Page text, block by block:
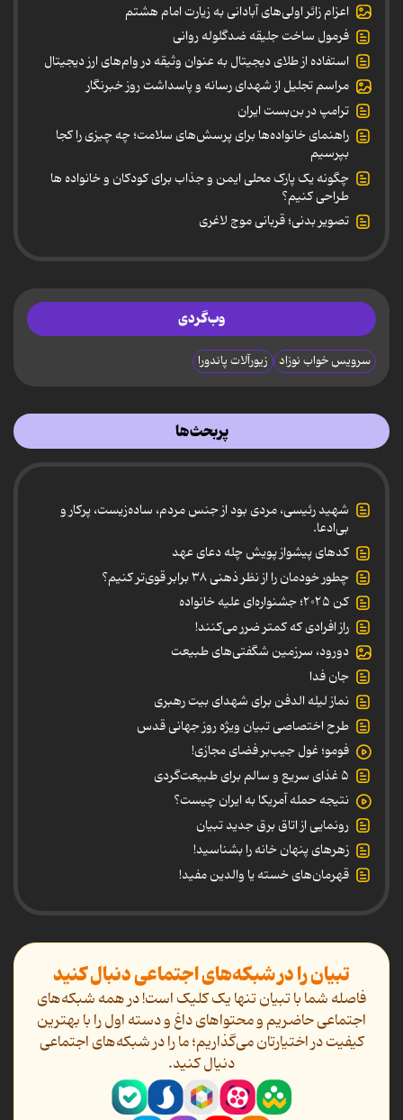
اعزام زائر اولی‌های آبادانی به زیارت امام هشتم
فرمول ساخت جلیقه ضدگلوله روانی
استفاده از طلای دیجیتال به عنوان وثیقه در وام‌های ارز دیجیتال
مراسم تجلیل از شهدای رسانه و پاسداشت روز خبرنگار
ترامپ در بن‌بست ایران
راهنمای خانواده‌ها برای پرسش‌های سلامت؛ چه چیزی را کجا
بپرسیم
چگونه یک پارک محلی ایمن و جذاب برای کودکان و خانواده ها
طراحی کنیم؟
تصویر بدنی؛ قربانی موج لاغری
وب‌گردی
سرویس خواب نوزاد زیورآلات پاندورا
پربحث‌ها
شهید رئیسی، مردی بود از جنس مردم، ساده‌زیست، پرکار و
بی‌ادعا.
کدهای پیشواز پویش چله دعای عهد
چطور خودمان را از نظر ذهنی ۳۸ برابر قوی‌تر کنیم؟
کن ۲۰۲۵؛ جشنواره‌ای علیه خانواده
راز افرادی که کمتر ضرر می‌کنند!
دورود، سرزمین شگفتی‌های طبیعت
جان فدا
نماز لیله الدفن برای شهدای بیت رهبری
طرح اختصاصی تبیان ویژه روز جهانی قدس
فومو؛ غول جیب‌بر فضای مجازی!
۵ غذای سریع و سالم برای طبیعت‌گردی
نتیجه حمله آمریکا به ایران چیست؟
رونمایی از اتاق برق جدید تبیان
زهرهای پنهان خانه را بشناسید!
قهرمان‌های خسته یا والدین مفید!
تبیان را در شبکه‌های اجتماعی دنبال کنید
فاصله شما با تبیان تنها یک کلیک است! در همه شبکه‌های
اجتماعی حاضریم و محتواهای داغ و دسته اول را با بهترین
کیفیت در اختیارتان می‌گذاریم؛ ما را در شبکه‌های اجتماعی
دنیال کنید.